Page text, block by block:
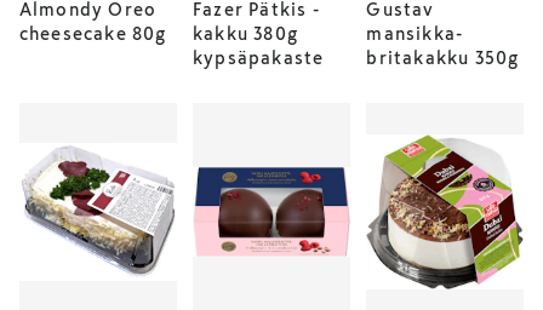
Almondy Oreo
cheesecake 80g
Fazer Pätkis -
kakku 380g
kypsäpakaste
Gustav
mansikka-
britakakku 350g